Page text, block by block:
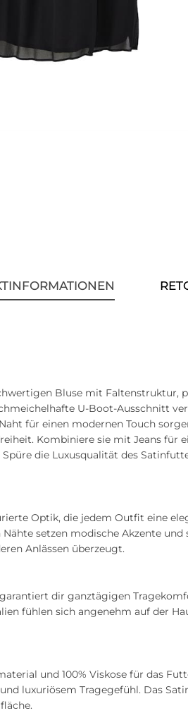
Bluse mit Faltenstruktur,
U-Boot-Ausschnitt
für einen modernen Touch
Kombiniere sie mit Jeans für
die Luxusqualität des
Optik, die jedem Outfit eine
setzen modische Akzente
Anlässen überzeugt.
dir ganztägigen
fühlen sich angenehm auf der
und 100% Viskose für das
luxuriösem Tragegefühl. Das